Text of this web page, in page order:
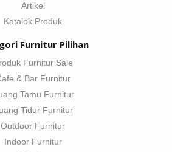
Artikel
Katalok Produk
Furnitur Pilihan
Furnitur Sale
& Bar Furnitur
Tamu Furnitur
Tidur Furnitur
Outdoor Furnitur
Indoor Furnitur